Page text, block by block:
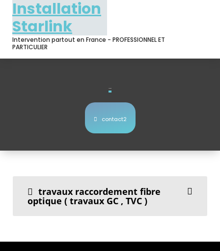
Intervention partout en France - PROFESSIONNEL ET
PARTICULIER
contact2
travaux raccordement fibre
optique ( travaux GC , TVC )